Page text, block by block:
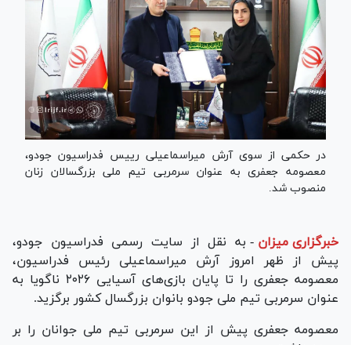
در حکمی از سوی آرش میراسماعیلی رییس فدراسیون جودو،
معصومه جعفری به عنوان سرمربی تیم ملی بزرگسالان زنان
منصوب شد.
خبرگزاری میزان - به نقل از سایت رسمی فدراسیون جودو،
پیش از ظهر امروز آرش میراسماعیلی رئیس فدراسیون،
معصومه جعفری را تا پایان بازی‌های آسیایی ۲۰۲۶ ناگویا به
عنوان سرمربی تیم ملی جودو بانوان بزرگسال کشور برگزید.
معصومه جعفری پیش از این سرمربی تیم ملی جوانان را بر